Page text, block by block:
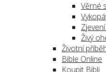
Věrné
Živý
Životní
Bible Online
Koupit Bibli